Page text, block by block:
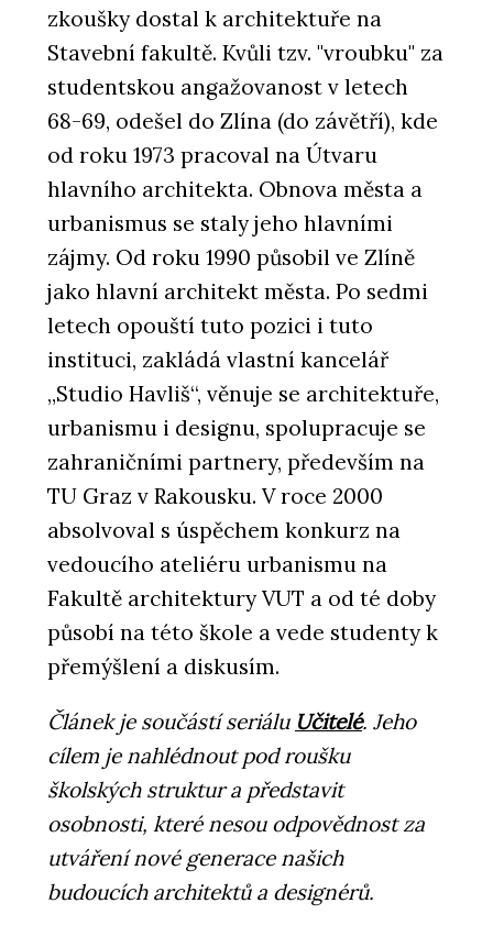
zkoušky dostal k architektuře na
Stavební fakultě. Kvůli tzv. "vroubku" za
studentskou angažovanost v letech
68-69, odešel do Zlína (do závětří), kde
od roku 1973 pracoval na Útvaru
hlavního architekta. Obnova města a
urbanismus se staly jeho hlavními
zájmy. Od roku 1990 působil ve Zlíně
jako hlavní architekt města. Po sedmi
letech opouští tuto pozici i tuto
instituci, zakládá vlastní kancelář
„Studio Havliš“, věnuje se architektuře,
urbanismu i designu, spolupracuje se
zahraničními partnery, především na
TU Graz v Rakousku. V roce 2000
absolvoval s úspěchem konkurz na
vedoucího ateliéru urbanismu na
Fakultě architektury VUT a od té doby
působí na této škole a vede studenty k
přemýšlení a diskusím.
Článek je součástí seriálu Učitelé. Jeho
cílem je nahlédnout pod roušku
školských struktur a představit
osobnosti, které nesou odpovědnost za
utváření nové generace našich
budoucích architektů a designérů.